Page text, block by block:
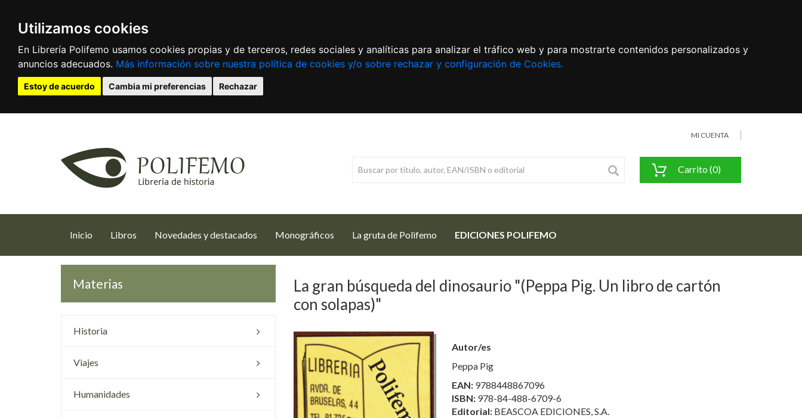
Utilizamos cookies
En Librería Polifemo usamos cookies propias y de terceros, redes sociales y analíticas para analizar el tráfico web y para mostrarte contenidos personalizados y
anuncios adecuados. Más información sobre nuestra política de cookies y/o sobre rechazar y configuración de Cookies.
Estoy de acuerdo Cambia mi preferencias Rechazar
MI CUENTA
Carrito (0)
Inicio (current)
Libros Novedades y destacados Monográficos La gruta de Polifemo EDICIONES POLIFEMO
Materias
Historia
Viajes
Humanidades
La gran búsqueda del dinosaurio "(Peppa Pig. Un libro de cartón
con solapas)"
Autor/es
Peppa Pig
EAN: 9788448867096
ISBN: 978-84-488-6709-6
Editorial: BEASCOA EDICIONES, S.A.